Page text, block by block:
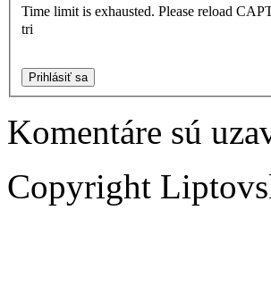
Time limit is exhausted. Please reload
tri
Prihlásiť sa
Komentáre sú
Copyright